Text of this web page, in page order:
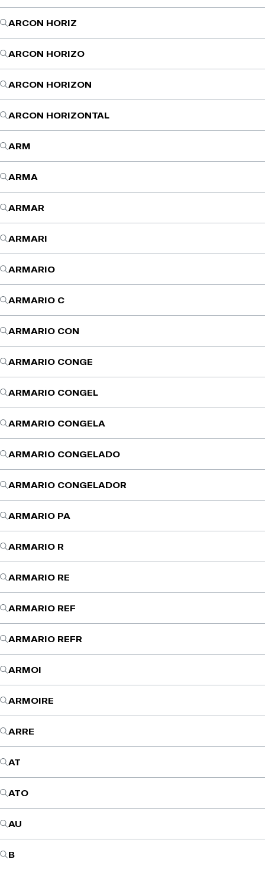
ARCON HORIZ
ARCON HORIZO
ARCON HORIZON
ARCON HORIZONTAL
ARM
ARMA
ARMAR
ARMARI
ARMARIO
ARMARIO C
ARMARIO CON
ARMARIO CONGE
ARMARIO CONGEL
ARMARIO CONGELA
ARMARIO CONGELADO
ARMARIO CONGELADOR
ARMARIO PA
ARMARIO R
ARMARIO RE
ARMARIO REF
ARMARIO REFR
ARMOI
ARMOIRE
ARRE
AT
ATO
AU
B